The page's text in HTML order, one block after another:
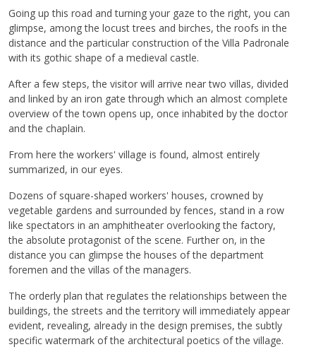
Going up this road and turning your gaze to the right, you can
glimpse, among the locust trees and birches, the roofs in the
distance and the particular construction of the Villa Padronale
with its gothic shape of a medieval castle.
After a few steps, the visitor will arrive near two villas, divided
and linked by an iron gate through which an almost complete
overview of the town opens up, once inhabited by the doctor
and the chaplain.
From here the workers' village is found, almost entirely
summarized, in our eyes.
Dozens of square-shaped workers' houses, crowned by
vegetable gardens and surrounded by fences, stand in a row
like spectators in an amphitheater overlooking the factory,
the absolute protagonist of the scene. Further on, in the
distance you can glimpse the houses of the department
foremen and the villas of the managers.
The orderly plan that regulates the relationships between the
buildings, the streets and the territory will immediately appear
evident, revealing, already in the design premises, the subtly
specific watermark of the architectural poetics of the village.